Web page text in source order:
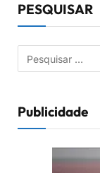
PESQUISAR
Publicidade